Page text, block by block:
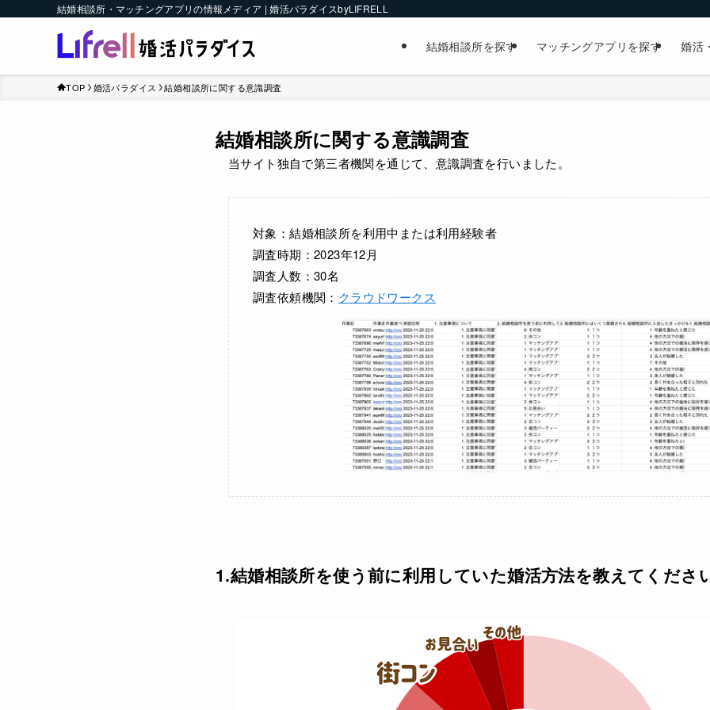
結婚相談所・マッチングアプリの情報メディア | 婚活パラダイスbyLIFRELL
結婚相談所を探す マッチングアプリを探す 婚活
TOP 婚活パラダイス 結婚相談所に関する意識調査
結婚相談所に関する意識調査
当サイト独自で第三者機関を通じて、意識調査を行いました。
対象：結婚相談所を利用中または利用経験者
調査時期：2023年12月
調査人数：30名
調査依頼機関： クラウドワークス
1.結婚相談所を使う前に利用していた婚活方法を教えてくださ